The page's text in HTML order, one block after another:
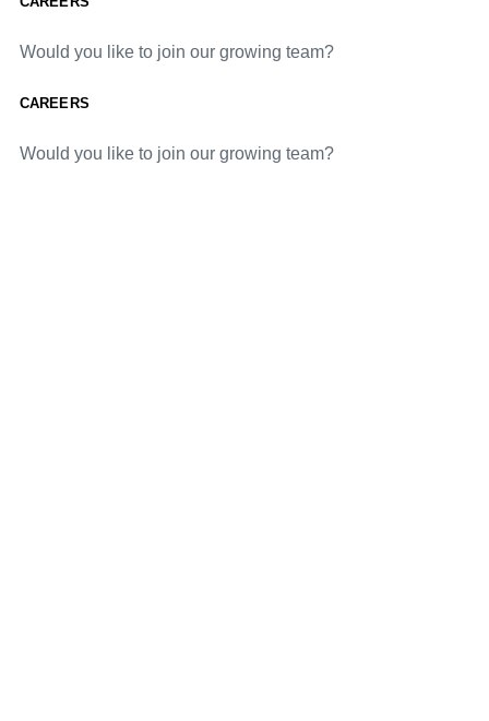
Would you like to join our growing team?
CAREERS
Would you like to join our growing team?